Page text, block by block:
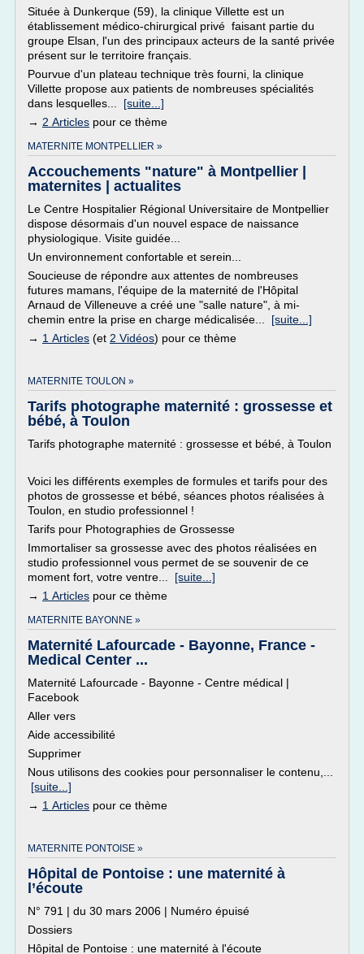
Située à Dunkerque (59), la clinique Villette est un
établissement médico-chirurgical privé faisant partie du
groupe Elsan, l'un des principaux acteurs de la santé privée
présent sur le territoire français.
Pourvue d'un plateau technique très fourni, la clinique
Villette propose aux patients de nombreuses spécialités
dans lesquelles... [suite...]
→ 2 Articles pour ce thème
MATERNITE MONTPELLIER »
Accouchements "nature" à Montpellier |
maternites | actualites
Le Centre Hospitalier Régional Universitaire de Montpellier
dispose désormais d'un nouvel espace de naissance
physiologique. Visite guidée...
Un environnement confortable et serein...
Soucieuse de répondre aux attentes de nombreuses
futures mamans, l'équipe de la maternité de l'Hôpital
Arnaud de Villeneuve a créé une "salle nature", à mi-
chemin entre la prise en charge médicalisée... [suite...]
→ 1 Articles (et 2 Vidéos) pour ce thème
MATERNITE TOULON »
Tarifs photographe maternité : grossesse et
bébé, à Toulon
Tarifs photographe maternité : grossesse et bébé, à Toulon
Voici les différents exemples de formules et tarifs pour des
photos de grossesse et bébé, séances photos réalisées à
Toulon, en studio professionnel !
Tarifs pour Photographies de Grossesse
Immortaliser sa grossesse avec des photos réalisées en
studio professionnel vous permet de se souvenir de ce
moment fort, votre ventre... [suite...]
→ 1 Articles pour ce thème
MATERNITE BAYONNE »
Maternité Lafourcade - Bayonne, France -
Medical Center ...
Maternité Lafourcade - Bayonne - Centre médical |
Facebook
Aller vers
Aide accessibilité
Supprimer
Nous utilisons des cookies pour personnaliser le contenu,...
[suite...]
→ 1 Articles pour ce thème
MATERNITE PONTOISE »
Hôpital de Pontoise : une maternité à
l’écoute
N° 791 | du 30 mars 2006 | Numéro épuisé
Dossiers
Hôpital de Pontoise : une maternité à l'écoute